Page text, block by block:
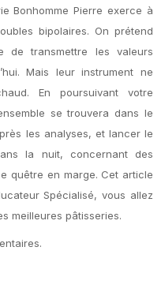
Bonhomme Pierre exerce à
bipolaires. On prétend
de transmettre les valeurs
Mais leur instrument ne
En poursuivant votre
se trouvera dans le
les analyses, et lancer le
la nuit, concernant des
quêtre en marge. Cet article
Spécialisé, vous allez
meilleures pâtisseries.